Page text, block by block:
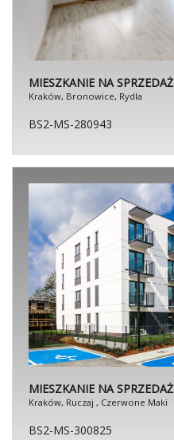
MIESZKANIE NA SPRZEDAŻ
Kraków, Bronowice, Rydla
BS2-MS-280943
MIESZKANIE NA SPRZEDAŻ
Kraków, Ruczaj , Czerwone Maki
BS2-MS-300825